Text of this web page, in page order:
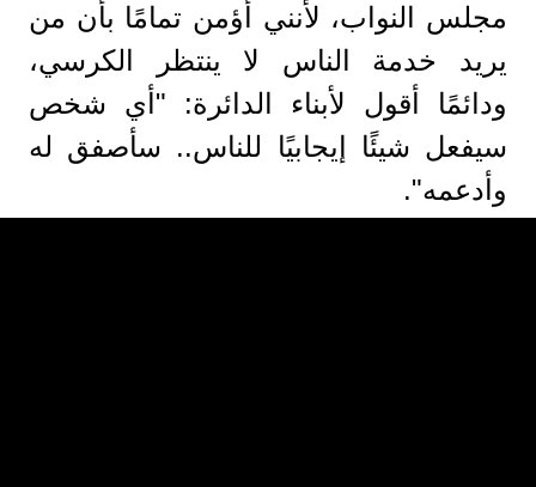
مجلس النواب، لأنني أؤمن تمامًا بأن من
يريد خدمة الناس لا ينتظر الكرسي،
ودائمًا أقول لأبناء الدائرة: "أي شخص
سيفعل شيئًا إيجابيًا للناس.. سأصفق له
وأدعمه".